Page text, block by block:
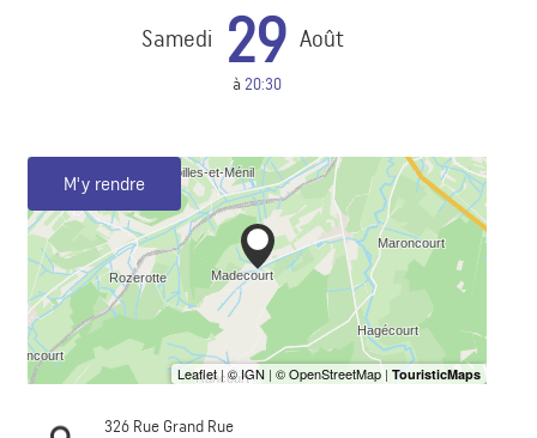
Samedi 29 Août
à 20:30
M'y rendre
326 Rue Grand Rue